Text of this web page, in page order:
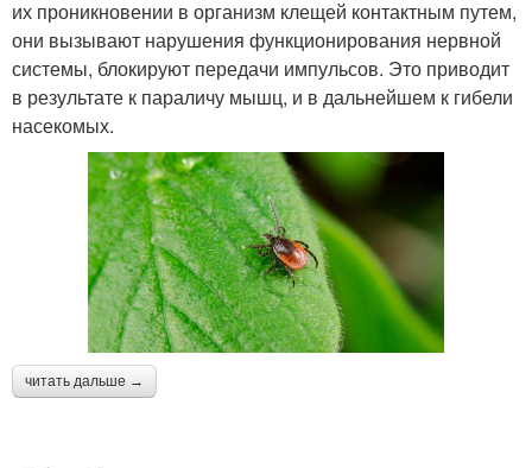
их проникновении в организм клещей контактным путем,
они вызывают нарушения функционирования нервной
системы, блокируют передачи импульсов. Это приводит
в результате к параличу мышц, и в дальнейшем к гибели
насекомых.
читать дальше →